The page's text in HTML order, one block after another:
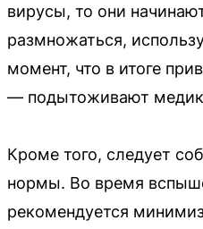
вирусы, то они
размножаться,
момент, что в итоге
— подытоживают
Кроме того, следует
нормы. Во время
рекомендуется